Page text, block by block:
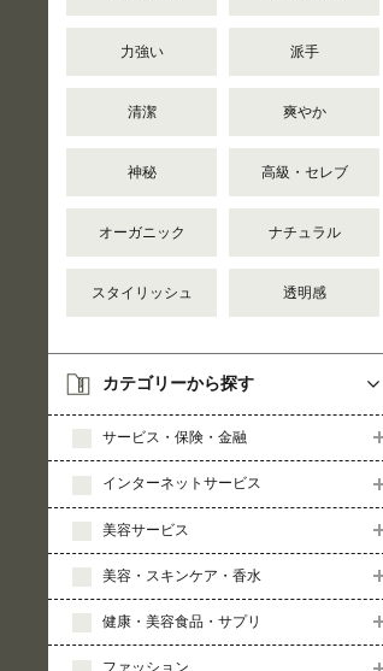
力強い 派手
清潔 爽やか
神秘 高級・セレブ
オーガニック ナチュラル
スタイリッシュ 透明感
カテゴリーから探す
サービス・保険・金融
インターネットサービス
美容サービス
美容・スキンケア・香水
健康・美容食品・サプリ